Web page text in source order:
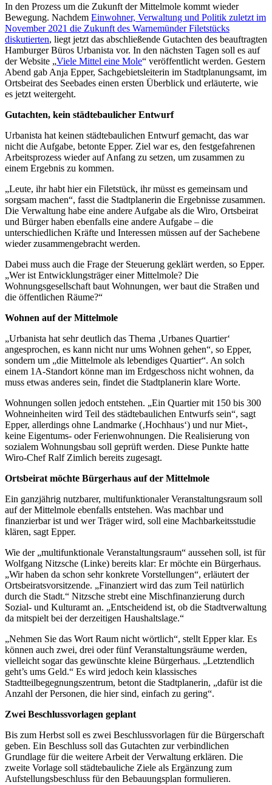
In den Prozess um die Zukunft der Mittelmole kommt wieder
Bewegung. Nachdem Einwohner, Verwaltung und Politik zuletzt im
November 2021 die Zukunft des Warnemünder Filetstücks
diskutierten, liegt jetzt das abschließende Gutachten des beauftragten
Hamburger Büros Urbanista vor. In den nächsten Tagen soll es auf
der Website „Viele Mittel eine Mole“ veröffentlicht werden. Gestern
Abend gab Anja Epper, Sachgebietsleiterin im Stadtplanungsamt, im
Ortsbeirat des Seebades einen ersten Überblick und erläuterte, wie
es jetzt weitergeht.
Gutachten, kein städtebaulicher Entwurf
Urbanista hat keinen städtebaulichen Entwurf gemacht, das war
nicht die Aufgabe, betonte Epper. Ziel war es, den festgefahrenen
Arbeitsprozess wieder auf Anfang zu setzen, um zusammen zu
einem Ergebnis zu kommen.
„Leute, ihr habt hier ein Filetstück, ihr müsst es gemeinsam und
sorgsam machen“, fasst die Stadtplanerin die Ergebnisse zusammen.
Die Verwaltung habe eine andere Aufgabe als die Wiro, Ortsbeirat
und Bürger haben ebenfalls eine andere Aufgabe – die
unterschiedlichen Kräfte und Interessen müssen auf der Sachebene
wieder zusammengebracht werden.
Dabei muss auch die Frage der Steuerung geklärt werden, so Epper.
„Wer ist Entwicklungsträger einer Mittelmole? Die
Wohnungsgesellschaft baut Wohnungen, wer baut die Straßen und
die öffentlichen Räume?“
Wohnen auf der Mittelmole
„Urbanista hat sehr deutlich das Thema ‚Urbanes Quartier‘
angesprochen, es kann nicht nur ums Wohnen gehen“, so Epper,
sondern um „die Mittelmole als lebendiges Quartier“. An solch
einem 1A-Standort könne man im Erdgeschoss nicht wohnen, da
muss etwas anderes sein, findet die Stadtplanerin klare Worte.
Wohnungen sollen jedoch entstehen. „Ein Quartier mit 150 bis 300
Wohneinheiten wird Teil des städtebaulichen Entwurfs sein“, sagt
Epper, allerdings ohne Landmarke (‚Hochhaus‘) und nur Miet-,
keine Eigentums- oder Ferienwohnungen. Die Realisierung von
sozialem Wohnungsbau soll geprüft werden. Diese Punkte hatte
Wiro-Chef Ralf Zimlich bereits zugesagt.
Ortsbeirat möchte Bürgerhaus auf der Mittelmole
Ein ganzjährig nutzbarer, multifunktionaler Veranstaltungsraum soll
auf der Mittelmole ebenfalls entstehen. Was machbar und
finanzierbar ist und wer Träger wird, soll eine Machbarkeitsstudie
klären, sagt Epper.
Wie der „multifunktionale Veranstaltungsraum“ aussehen soll, ist für
Wolfgang Nitzsche (Linke) bereits klar: Er möchte ein Bürgerhaus.
„Wir haben da schon sehr konkrete Vorstellungen“, erläutert der
Ortsbeiratsvorsitzende. „Finanziert wird das zum Teil natürlich
durch die Stadt.“ Nitzsche strebt eine Mischfinanzierung durch
Sozial- und Kulturamt an. „Entscheidend ist, ob die Stadtverwaltung
da mitspielt bei der derzeitigen Haushaltslage.“
„Nehmen Sie das Wort Raum nicht wörtlich“, stellt Epper klar. Es
können auch zwei, drei oder fünf Veranstaltungsräume werden,
vielleicht sogar das gewünschte kleine Bürgerhaus. „Letztendlich
geht’s ums Geld.“ Es wird jedoch kein klassisches
Stadtteilbegegnungszentrum, betont die Stadtplanerin, „dafür ist die
Anzahl der Personen, die hier sind, einfach zu gering“.
Zwei Beschlussvorlagen geplant
Bis zum Herbst soll es zwei Beschlussvorlagen für die Bürgerschaft
geben. Ein Beschluss soll das Gutachten zur verbindlichen
Grundlage für die weitere Arbeit der Verwaltung erklären. Die
zweite Vorlage soll städtebauliche Ziele als Ergänzung zum
Aufstellungsbeschluss für den Bebauungsplan formulieren.